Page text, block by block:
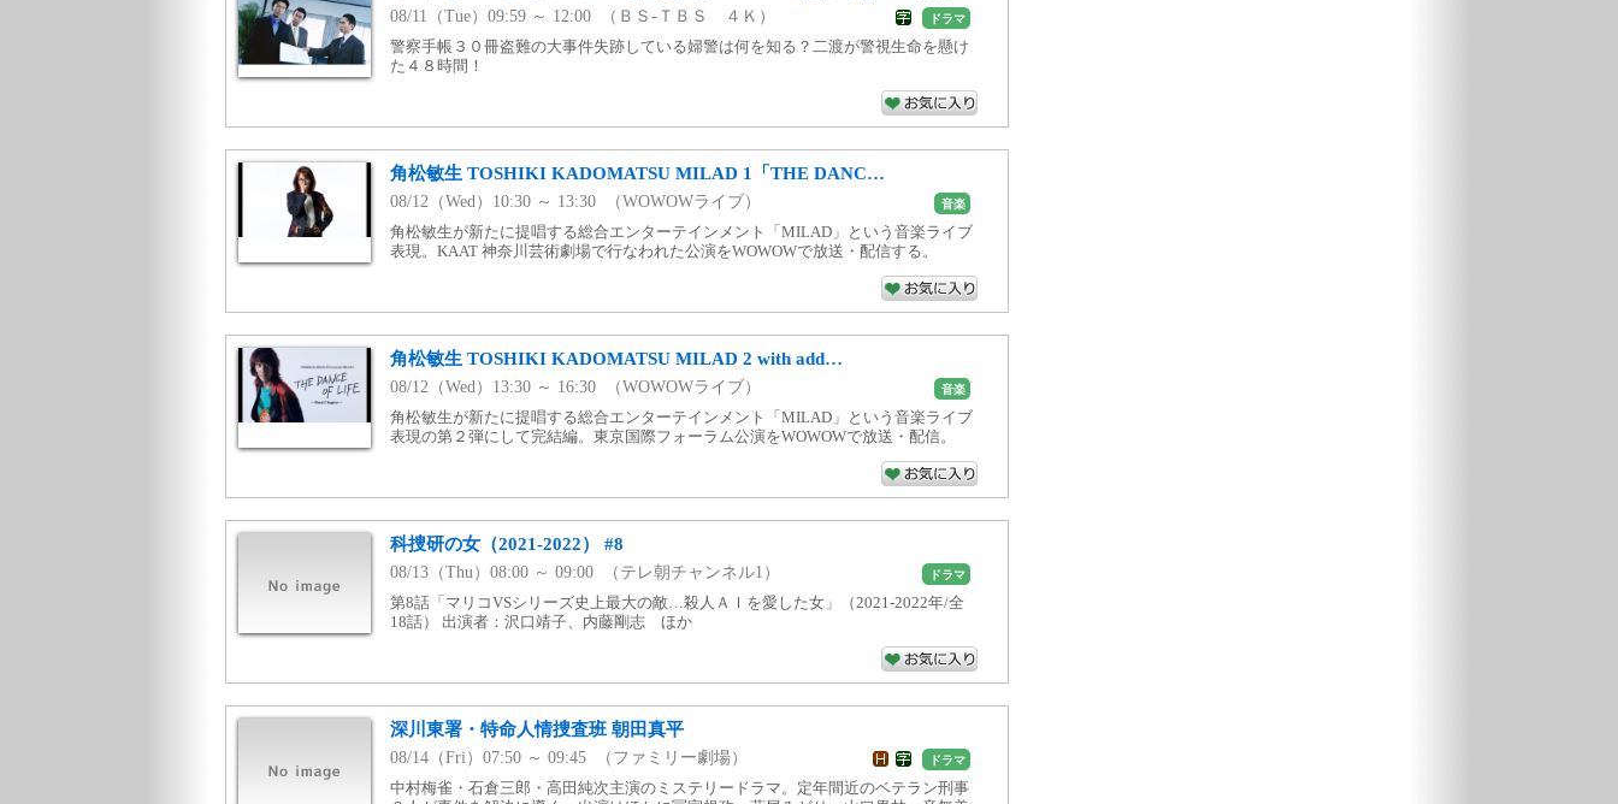
08/11（Tue）09:59 ～ 12:00 （ＢＳ-ＴＢＳ ４Ｋ） ドラマ
警察手帳３０冊盗難の大事件失跡している婦警は何を知る？二渡が警視生命を懸け
た４８時間！
角松敏生 TOSHIKI KADOMATSU MILAD 1「THE DANC…
08/12（Wed）10:30 ～ 13:30 （WOWOWライブ） 音楽
角松敏生が新たに提唱する総合エンターテインメント「MILAD」という音楽ライブ
表現。KAAT 神奈川芸術劇場で行なわれた公演をWOWOWで放送・配信する。
角松敏生 TOSHIKI KADOMATSU MILAD 2 with add…
08/12（Wed）13:30 ～ 16:30 （WOWOWライブ） 音楽
角松敏生が新たに提唱する総合エンターテインメント「MILAD」という音楽ライブ
表現の第２弾にして完結編。東京国際フォーラム公演をWOWOWで放送・配信。
科捜研の女（2021-2022） #8
08/13（Thu）08:00 ～ 09:00 （テレ朝チャンネル1） ドラマ
第8話「マリコVSシリーズ史上最大の敵…殺人ＡＩを愛した女」（2021-2022年/全
18話） 出演者：沢口靖子、内藤剛志 ほか
深川東署・特命人情捜査班 朝田真平
08/14（Fri）07:50 ～ 09:45 （ファミリー劇場） ドラマ
中村梅雀・石倉三郎・高田純次主演のミステリードラマ。定年間近のベテラン刑事